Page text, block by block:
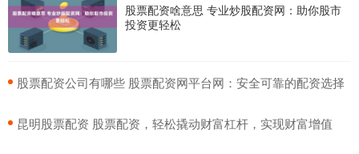
股票配资啥意思 专业炒股配资网：助你股市
投资更轻松
​股票配资公司有哪些 股票配资网平台网：安全可靠的配资选择
​昆明股票配资 股票配资，轻松撬动财富杠杆，实现财富增值